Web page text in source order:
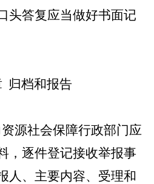
头答复应当做好书面记
归档和报告
源社会保障行政部门应
，逐件登记接收举报事
人、主要内容、受理和